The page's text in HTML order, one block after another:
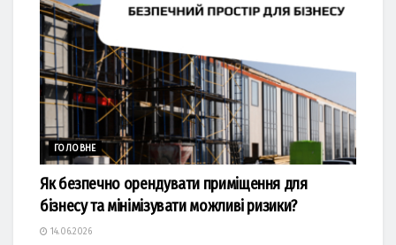
ГОЛОВНЕ
Як безпечно орендувати приміщення для
бізнесу та мінімізувати можливі ризики?
14.06.2026